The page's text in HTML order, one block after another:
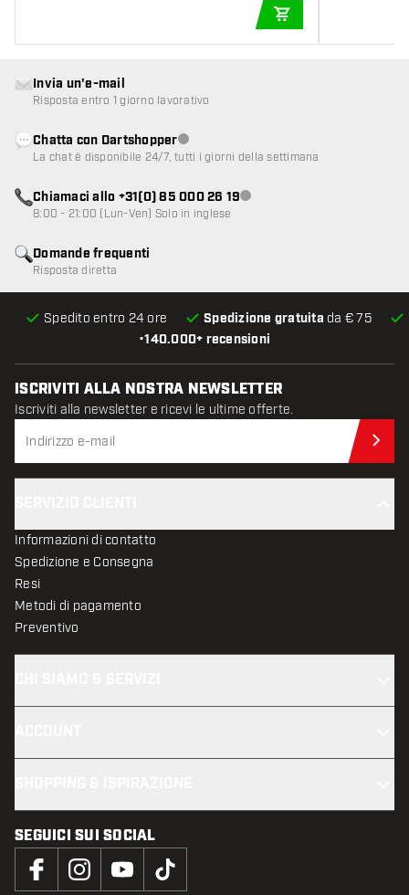
•140.000+ recensioni
Spedito entro 24 ore Spedizione gratuita da € 75
Domande frequenti
Risposta diretta
Invia un'e-mail
Risposta entro 1 giorno lavorativo
Chatta con DartshopperServizio clienti non disponibile
La chat è disponibile 24/7, tutti i giorni della settimana
Chiamaci allo +31(0) 85 000 26 19Servizio clienti non disponibile
8:00 - 21:00 (Lun-Ven) Solo in inglese
ISCRIVITI ALLA NOSTRA NEWSLETTER
Iscriviti alla newsletter e ricevi le ultime offerte.
Informazioni di contatto
Spedizione e Consegna
Resi
Metodi di pagamento
Preventivo
SEGUICI SUI SOCIAL